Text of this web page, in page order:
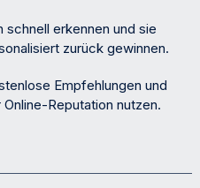
schnell erkennen und sie
zurück gewinnen.
Empfehlungen und
Reputation nutzen.